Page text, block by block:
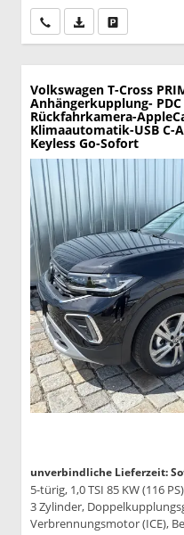
Wir rufen Sie an
PDF-Datei,
Volkswagen T-Cross
Anhängerkupplung-
Rückfahrkamera-
Klimaautomatik-USB C-
Keyless Go-Sofort
unverbindliche Lieferzeit:
5-türig, 1,0 TSI 85 KW (116
3 Zylinder,
Verbrennungsmotor (ICE),